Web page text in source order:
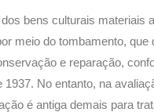
bens culturais materiais
meio do tombamento, que
e reparação,
1937. No entanto, na
é antiga demais para